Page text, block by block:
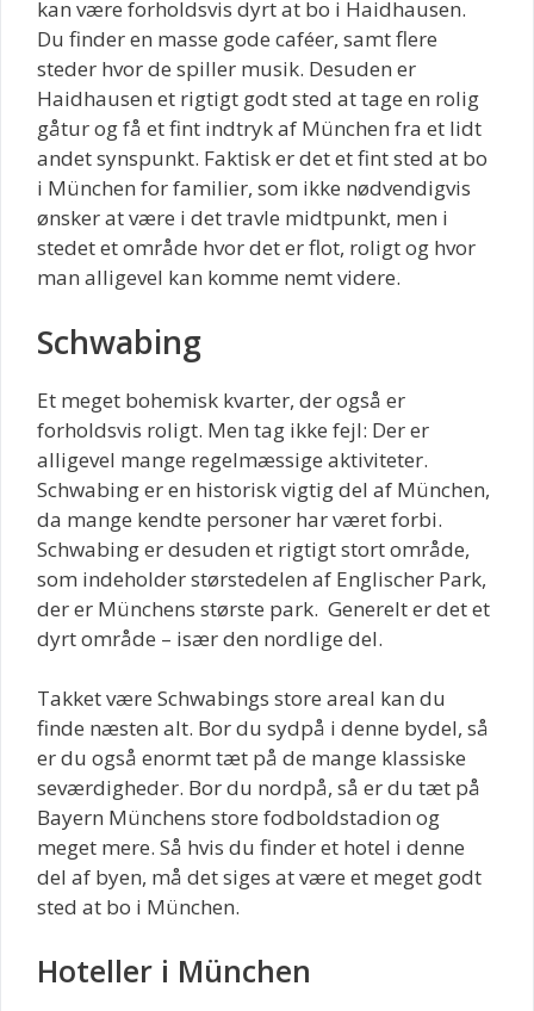
kan være forholdsvis dyrt at bo i Haidhausen.
Du finder en masse gode caféer, samt flere
steder hvor de spiller musik. Desuden er
Haidhausen et rigtigt godt sted at tage en rolig
gåtur og få et fint indtryk af München fra et lidt
andet synspunkt. Faktisk er det et fint sted at bo
i München for familier, som ikke nødvendigvis
ønsker at være i det travle midtpunkt, men i
stedet et område hvor det er flot, roligt og hvor
man alligevel kan komme nemt videre.
Schwabing
Et meget bohemisk kvarter, der også er
forholdsvis roligt. Men tag ikke fejl: Der er
alligevel mange regelmæssige aktiviteter.
Schwabing er en historisk vigtig del af München,
da mange kendte personer har været forbi.
Schwabing er desuden et rigtigt stort område,
som indeholder størstedelen af Englischer Park,
der er Münchens største park. Generelt er det et
dyrt område – især den nordlige del.
Takket være Schwabings store areal kan du
finde næsten alt. Bor du sydpå i denne bydel, så
er du også enormt tæt på de mange klassiske
seværdigheder. Bor du nordpå, så er du tæt på
Bayern Münchens store fodboldstadion og
meget mere. Så hvis du finder et hotel i denne
del af byen, må det siges at være et meget godt
sted at bo i München.
Hoteller i München